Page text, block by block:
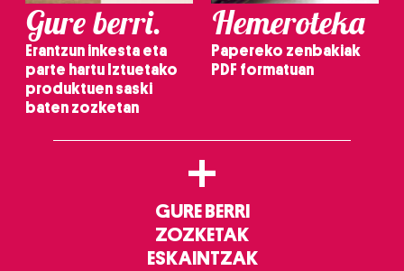
Gure berri.
Erantzun inkesta eta
parte hartu Iztuetako
produktuen saski
baten zozketan
Hemeroteka
Papereko zenbakiak
PDF formatuan
+
GURE BERRI
ZOZKETAK
ESKAINTZAK